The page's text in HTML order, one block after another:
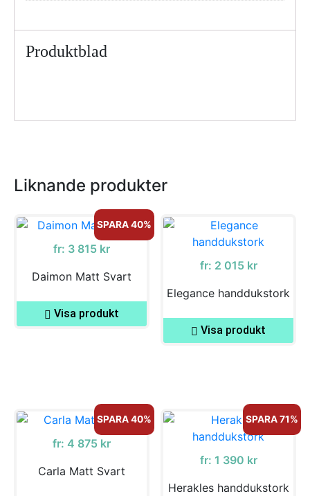
Produktblad
Liknande produkter
SPARA 40%
fr: 3 815 kr
Daimon Matt Svart
Visa produkt
fr: 2 015 kr
Elegance handdukstork
Visa produkt
SPARA 40%
fr: 4 875 kr
Carla Matt Svart
SPARA 71%
fr: 1 390 kr
Herakles handdukstork